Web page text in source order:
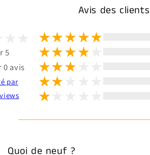
Avis des clients
5
0 avis
par
Quoi de neuf ?